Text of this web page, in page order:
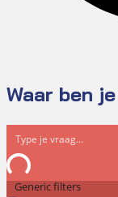
Waar ben
Generic filters